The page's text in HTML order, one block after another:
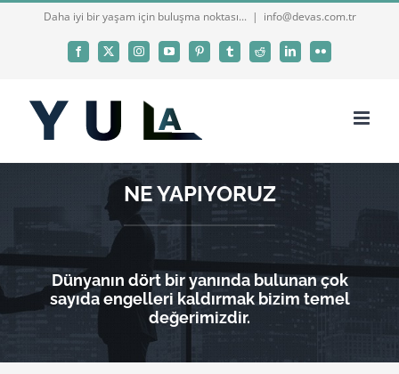
Daha iyi bir yaşam için buluşma noktası... | info@devas.com.tr
Facebook
X InstagramYouTubePinterestTumblrReddit LinkedInFlickr
NE YAPIYORUZ
Dünyanın dört bir yanında bulunan çok
sayıda engelleri kaldırmak bizim temel
değerimizdir.